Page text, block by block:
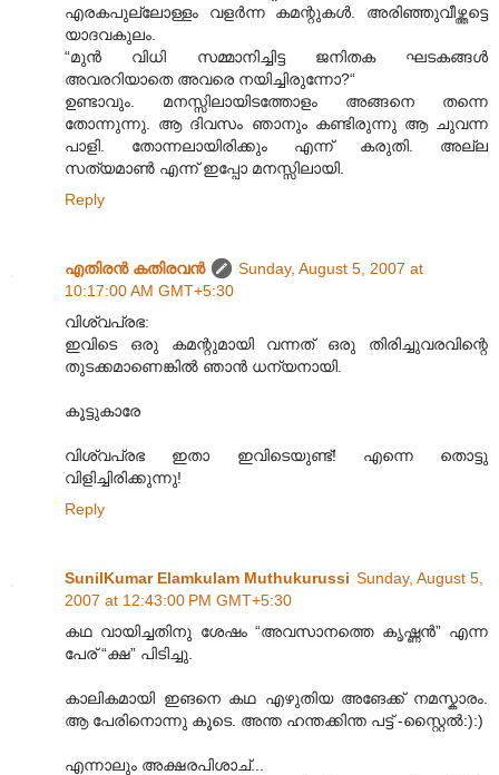
എരകപുല്ലോള്ളം വളര്‍ന്ന കമന്റുകള്‍. അരിഞ്ഞുവീഴ്ത്തട്ടെ
യാദവകുലം.
“മുന്‍ വിധി സമ്മാനിച്ചിട്ട ജനിതക ഘടകങ്ങള്‍
അവരറിയാതെ അവരെ നയിച്ചിരുന്നോ?“
ഉണ്ടാവും. മനസ്സിലായിടത്തോളം അങ്ങനെ തന്നെ
തോന്നുന്നു. ആ ദിവസം ഞാനും കണ്ടിരുന്നു ആ ചുവന്ന
പാളി. തോന്നലായിരിക്കും എന്ന് കരുതി. അല്ല
സത്യമാണ്‍ എന്ന് ഇപ്പോ മനസ്സിലായി.
Reply
എതിരന്‍ കതിരവന്‍
Sunday, August 5, 2007 at
10:17:00 AM GMT+5:30
വിശ്വപ്രഭ:
ഇവിടെ ഒരു കമന്റുമായി വന്നത് ഒരു തിരിച്ചുവരവിന്റെ
തുടക്കമാണെങ്കില്‍ ഞാന്‍ ധന്യനായി.
കൂട്ടുകാരേ
വിശ്വപ്രഭ ഇതാ ഇവിടെയുണ്ട്! എന്നെ തൊട്ടു
വിളിച്ചിരിക്കുന്നു!
Reply
SunilKumar Elamkulam Muthukurussi Sunday, August 5,
2007 at 12:43:00 PM GMT+5:30
കഥ വായിച്ചതിനു ശേഷം “അവസാനത്തെ കൃഷ്ണന്‍” എന്ന
പേര് “ക്ഷ” പിടിച്ചു.
കാലികമായി ഇങനെ കഥ എഴുതിയ അങേക്ക് നമസ്കാരം.
ആ പേരിനൊന്നു കൂടെ. അന്ത ഹന്തക്കിന്ത പട്ട് -സ്റ്റൈല്‍:):)
എന്നാലും അക്ഷരപിശാച്...